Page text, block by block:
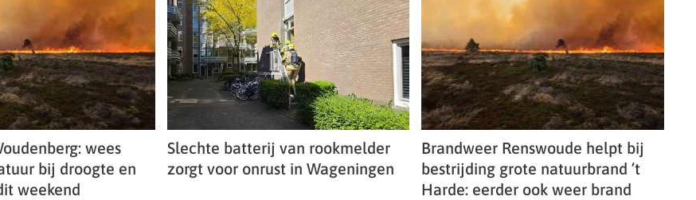
wees
bij droogte en
weekend
Slechte batterij van rookmelder
zorgt voor onrust in Wageningen
Brandweer Renswoude helpt bij
bestrijding grote natuurbrand ’t
Harde: eerder ook weer brand